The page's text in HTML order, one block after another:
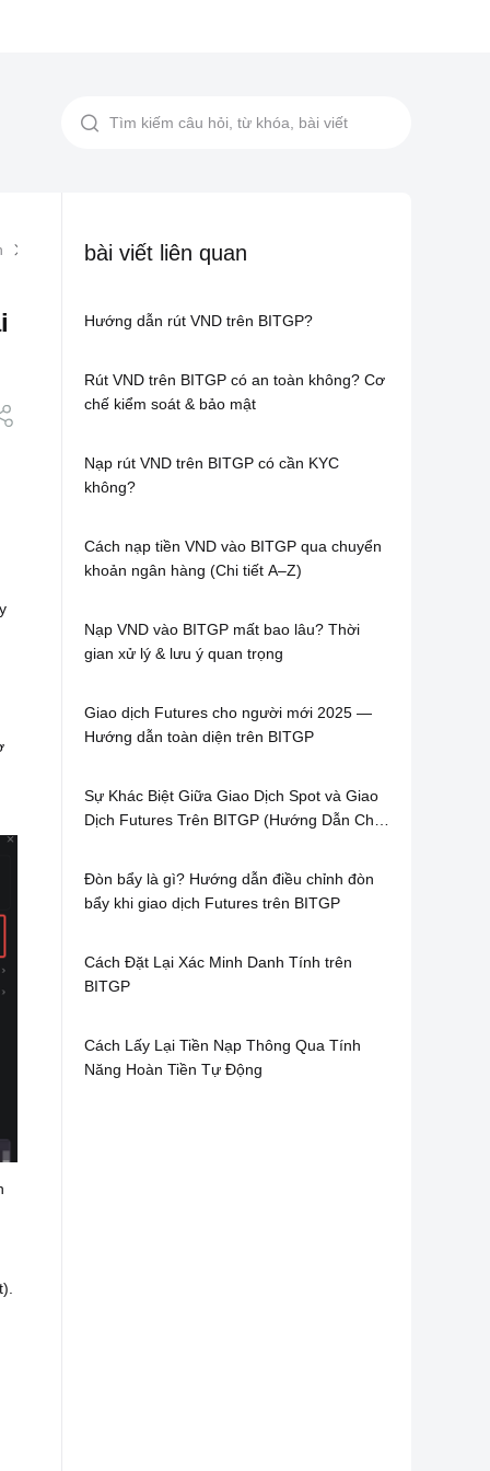
Hướng Dẫn Chuyển Tài Sản Giữa Các Tài Khoản Trên Website
bài viết liên quan
Hướng dẫn rút VND trên BITGP?
Rút VND trên BITGP có an toàn không? Cơ
chế kiểm soát & bảo mật
Nạp rút VND trên BITGP có cần KYC
không?
Cách nạp tiền VND vào BITGP qua chuyển
khoản ngân hàng (Chi tiết A–Z)
Nạp VND vào BITGP mất bao lâu? Thời
gian xử lý & lưu ý quan trọng
Giao dịch Futures cho người mới 2025 —
Hướng dẫn toàn diện trên BITGP
Sự Khác Biệt Giữa Giao Dịch Spot và Giao
Dịch Futures Trên BITGP (Hướng Dẫn Chi
Đòn bẩy là gì? Hướng dẫn điều chỉnh đòn
bẩy khi giao dịch Futures trên BITGP
Cách Đặt Lại Xác Minh Danh Tính trên
BITGP
Cách Lấy Lại Tiền Nạp Thông Qua Tính
Năng Hoàn Tiền Tự Động